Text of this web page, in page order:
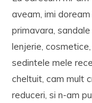
aveam, imi
primavara,
lenjerie,
sedintele mele
cheltuit, cam mult
reduceri, si n-am